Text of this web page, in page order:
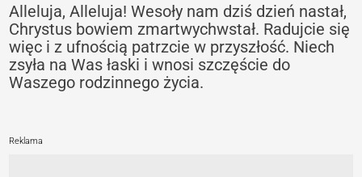
Alleluja, Alleluja! Wesoły nam dziś dzień nastał,
Chrystus bowiem zmartwychwstał. Radujcie się
więc i z ufnością patrzcie w przyszłość. Niech
zsyła na Was łaski i wnosi szczęście do
Waszego rodzinnego życia.
Reklama